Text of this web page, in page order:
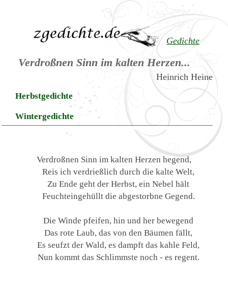
Gedichte
Verdroßnen Sinn im kalten Herzen...
Heinrich Heine
Herbstgedichte
Wintergedichte
Verdroßnen Sinn im kalten Herzen hegend,
Reis ich verdrießlich durch die kalte Welt,
Zu Ende geht der Herbst, ein Nebel hält
Feuchteingehüllt die abgestorbne Gegend.
Die Winde pfeifen, hin und her bewegend
Das rote Laub, das von den Bäumen fällt,
Es seufzt der Wald, es dampft das kahle Feld,
Nun kommt das Schlimmste noch - es regent.